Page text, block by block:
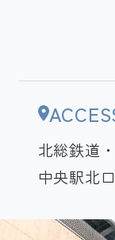
北総鉄道
中央駅北